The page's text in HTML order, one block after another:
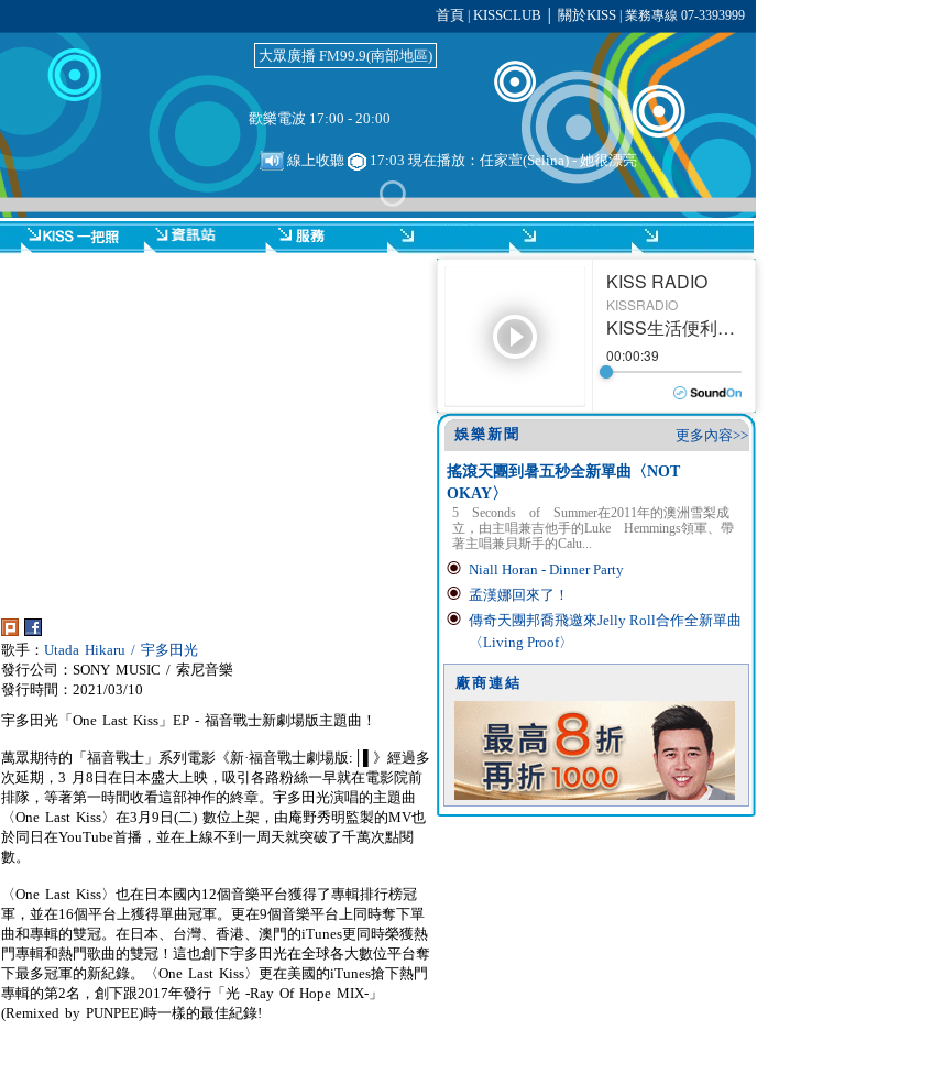
首頁 KISSCLUB 關於KISS| 業務專線 07-3393999
大眾廣播 FM99.9(南部地區)
歡樂電波 17:00 - 20:00
線上收聽 17:03 現在播放：任家萱(Selina) - 她很漂亮
歌手： Utada Hikaru / 宇多田光
發行公司：SONY MUSIC / 索尼音樂
發行時間：2021/03/10
宇多田光「One Last Kiss」EP - 福音戰士新劇場版主題曲！
萬眾期待的「福音戰士」系列電影《新·福音戰士劇場版:│▌》經過多
次延期，3 月8日在日本盛大上映，吸引各路粉絲一早就在電影院前
排隊，等著第一時間收看這部神作的終章。宇多田光演唱的主題曲
〈One Last Kiss〉在3月9日(二) 數位上架，由庵野秀明監製的MV也
於同日在YouTube首播，並在上線不到一周天就突破了千萬次點閱
數。
〈One Last Kiss〉也在日本國內12個音樂平台獲得了專輯排行榜冠
軍，並在16個平台上獲得單曲冠軍。更在9個音樂平台上同時奪下單
曲和專輯的雙冠。在日本、台灣、香港、澳門的iTunes更同時榮獲熱
門專輯和熱門歌曲的雙冠！這也創下宇多田光在全球各大數位平台奪
下最多冠軍的新紀錄。〈One Last Kiss〉更在美國的iTunes搶下熱門
專輯的第2名，創下跟2017年發行「光 -Ray Of Hope MIX-」
(Remixed by PUNPEE)時一樣的最佳紀錄!
更多內容>>
娛樂新聞
搖滾天團到暑五秒全新單曲〈NOT
OKAY〉
5 Seconds of Summer在2011年的澳洲雪梨成
立，由主唱兼吉他手的Luke Hemmings領軍、帶
著主唱兼貝斯手的Calu...
Niall Horan - Dinner Party
孟漢娜回來了！
傳奇天團邦喬飛邀來Jelly Roll合作全新單曲
〈Living Proof〉
廠商連結